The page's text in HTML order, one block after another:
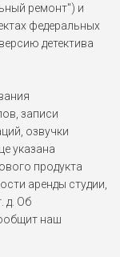
ремонт") и
федеральных
детектива
записи
озвучки
указана
продукта
аренды студии,
д. Об
наш